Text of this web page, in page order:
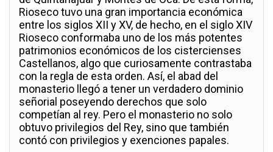
Rioseco tuvo una gran importancia económica
entre los siglos XII y XV, de hecho, en el siglo XIV
Rioseco conformaba uno de los más potentes
patrimonios económicos de los cistercienses
Castellanos, algo que curiosamente contrastaba
con la regla de esta orden. Así, el abad del
monasterio llegó a tener un verdadero dominio
señorial poseyendo derechos que solo
competían al rey. Pero el monasterio no solo
obtuvo privilegios del Rey, sino que también
contó con privilegios y exenciones papales.